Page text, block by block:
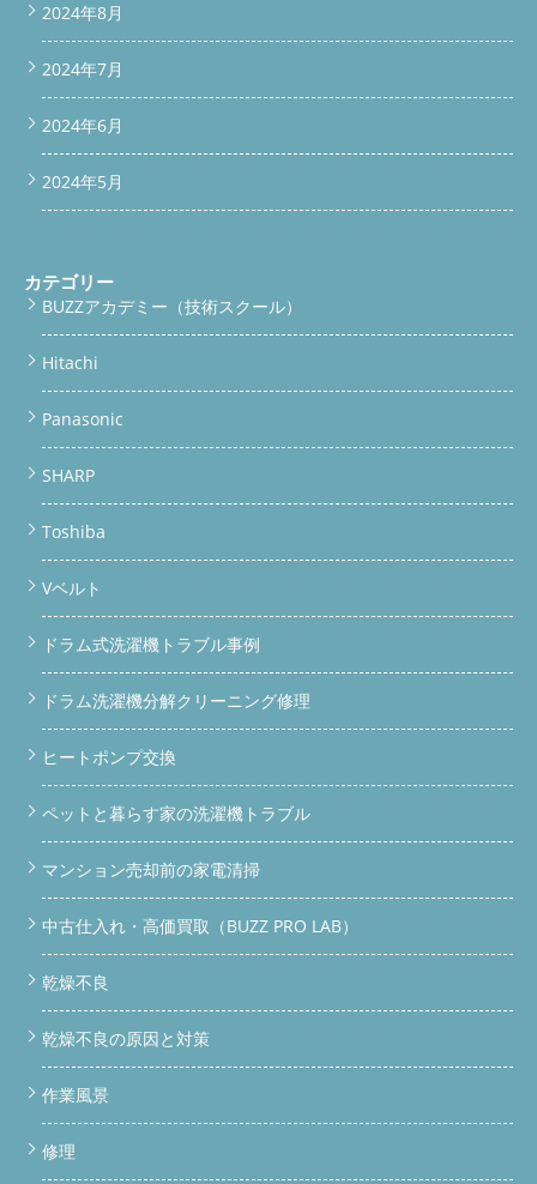
2024年8月
2024年7月
2024年6月
2024年5月
カテゴリー
BUZZアカデミー（技術スクール）
Hitachi
Panasonic
SHARP
Toshiba
Vベルト
ドラム式洗濯機トラブル事例
ドラム洗濯機分解クリーニング修理
ヒートポンプ交換
ペットと暮らす家の洗濯機トラブル
マンション売却前の家電清掃
中古仕入れ・高価買取（BUZZ PRO LAB）
乾燥不良
乾燥不良の原因と対策
作業風景
修理